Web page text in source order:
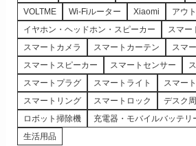
VOLTME
Wi-Fiルーター Xiaomi
アウ
イヤホン・ヘッドホン・スピーカー
スマー
スマートカメラ
スマートカーテン
スマ
スマートスピーカー
スマートセンサー
スマートプラグ
スマートライト
スマー
スマートリング
スマートロック デスク
ロボット掃除機
充電器・モバイルバッテリ
生活用品